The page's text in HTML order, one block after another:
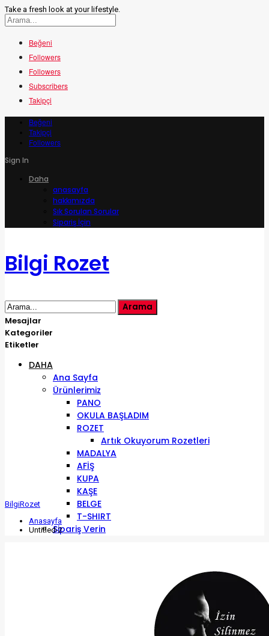
Take a fresh look at your lifestyle.
Beğeni
Followers
Followers
Subscribers
Takipçi
Beğeni
Takipçi
Followers
Sign In
Daha
anasayfa
hakkımızda
Sık Sorulan Sorular
Sipariş İçin
Bilgi Rozet
Mesajlar
Kategoriler
Etiketler
DAHA
Ana Sayfa
Ürünlerimiz
PANO
OKULA BAŞLADIM
ROZET
Artık Okuyorum Rozetleri
MADALYA
AFİŞ
KUPA
KAŞE
BELGE
T-SHIRT
Sipariş Verin
BilgiRozet
Anasayfa
Untitled-2